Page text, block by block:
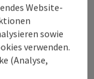
Website-
sowie
verwenden.
(Analyse,